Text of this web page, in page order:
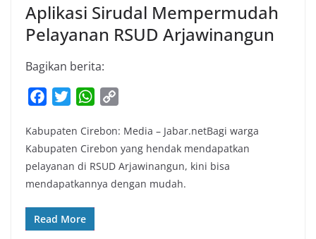
Aplikasi Sirudal Mempermudah
Pelayanan RSUD Arjawinangun
Bagikan berita:
c
e
b
o
o
k
i
t
t
e
r
W
a
t
s
A
p
y
L
i
Kabupaten Cirebon: Media – Jabar.netBagi warga
Kabupaten Cirebon yang hendak mendapatkan
pelayanan di RSUD Arjawinangun, kini bisa
mendapatkannya dengan mudah.
Read More